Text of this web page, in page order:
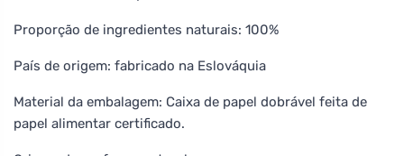
Proporção de ingredientes naturais: 100%
País de origem: fabricado na Eslováquia
Material da embalagem: Caixa de papel dobrável feita de
papel alimentar certificado.